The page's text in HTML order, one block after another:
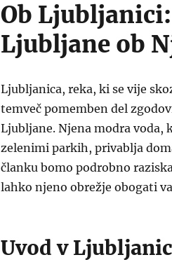
Ob
Ljubljane ob
Ljubljanica, reka, ki se vije
temveč pomemben del
Ljubljane. Njena modra
zelenimi parkih, privablja
članku bomo podrobno
lahko njeno obrežje obogati
Uvod v